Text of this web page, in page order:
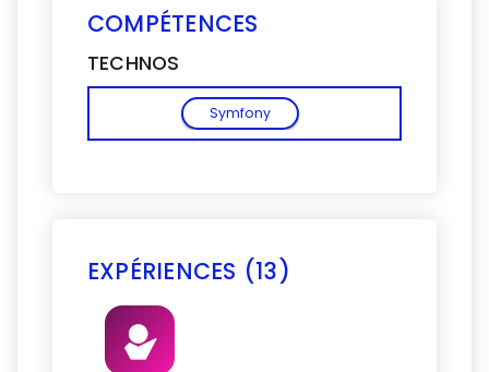
COMPÉTENCES
TECHNOS
Symfony
EXPÉRIENCES (13)